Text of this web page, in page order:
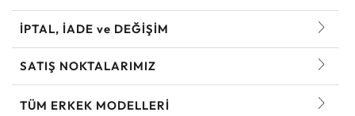
İPTAL, İADE ve DEĞİŞİM
SATIŞ NOKTALARIMIZ
TÜM ERKEK MODELLERI